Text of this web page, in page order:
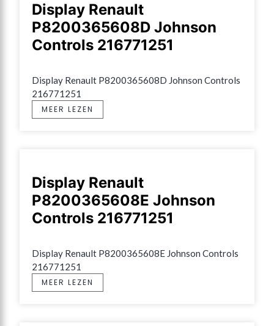
Display Renault
P8200365608D Johnson
Controls 216771251
Display Renault P8200365608D Johnson Controls
216771251
MEER LEZEN
Display Renault
P8200365608E Johnson
Controls 216771251
Display Renault P8200365608E Johnson Controls
216771251
MEER LEZEN